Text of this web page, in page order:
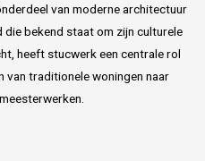
van moderne architectuur
die bekend staat om zijn culturele
heeft stucwerk een centrale rol
traditionele woningen naar